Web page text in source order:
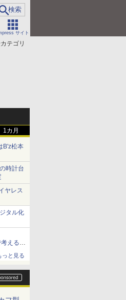
サイト
テゴリ
1カ月
B'z松本
時計台
ヤレス
タル化
える、
っと見る